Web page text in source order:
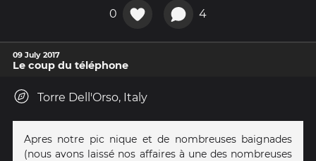
0 4
09 July 2017
Le coup du téléphone
Torre Dell'Orso, Italy
Apres notre pic nique et de nombreuses baignades
(nous avons laissé nos affaires à une des nombreuses